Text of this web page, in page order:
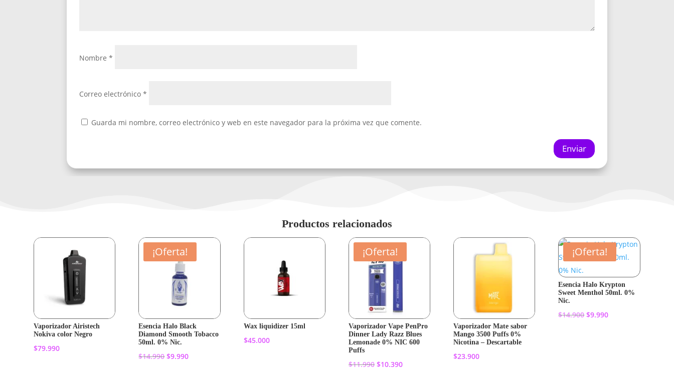
Nombre *
Correo electrónico *
Guarda mi nombre, correo electrónico y web en este navegador para la próxima vez que comente.
Enviar
Productos relacionados
Vaporizador Airistech
Nokiva color Negro
$79.990
¡Oferta!
Esencia Halo Black
Diamond Smooth Tobacco
50ml. 0% Nic.
$14.990El
$9.990El
Wax liquidizer 15ml
$45.000
¡Oferta!
Vaporizador Vape PenPro
Dinner Lady Razz Blues
Lemonade 0% NIC 600
Puffs
$11.990 El
$10.390El
Vaporizador Mate sabor
Mango 3500 Puffs 0%
Nicotina – Descartable
$23.900
¡Oferta!
Esencia Halo Krypton
Sweet Menthol 50ml. 0%
Nic.
$14.900El
$9.990El